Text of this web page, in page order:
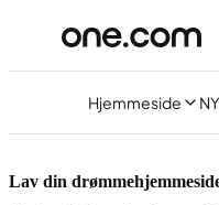
Hjemmeside
Lav din